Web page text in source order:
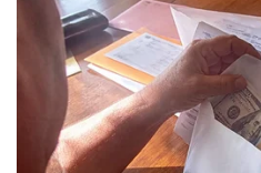
Du lịch
Tư vấn
Săn Tour
check-in